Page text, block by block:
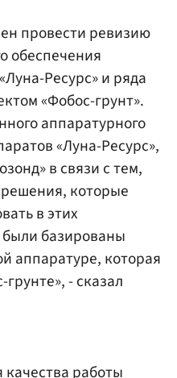
провести ревизию
обеспечения
Ресурс» и ряда
«Фобос-грунт».
аппаратурного
«Луна-Ресурс»,
в связи с тем,
которые
в этих
базированы
аппаратуре, которая
- сказал
работы